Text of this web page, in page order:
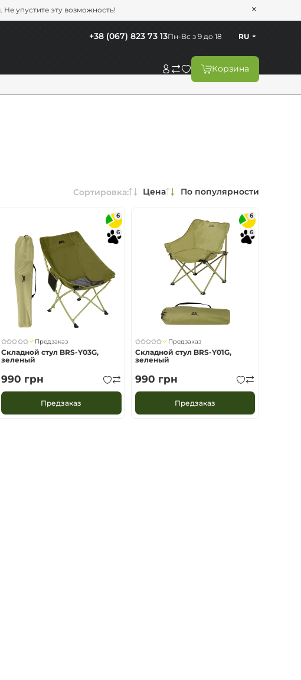
. Не упустите эту возможность!
Корзина
Пн-Вс з 9 до 18
+38 (067) 823 73 13 RU
Сортировка: Цена По популярности
6
6
Предзаказ
Складной стул BRS-Y03G,
зеленый
990 грн
Предзаказ
6
6
Предзаказ
Складной стул BRS-Y01G,
зеленый
990 грн
Предзаказ